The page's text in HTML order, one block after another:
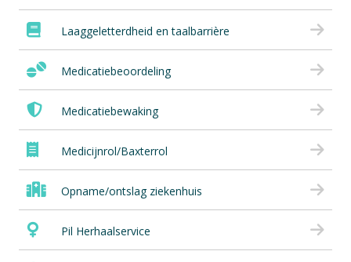
Laaggeletterdheid en taalbarrière
Medicatiebeoordeling
Medicatiebewaking
Medicijnrol/Baxterrol
Opname/ontslag ziekenhuis
Pil Herhaalservice